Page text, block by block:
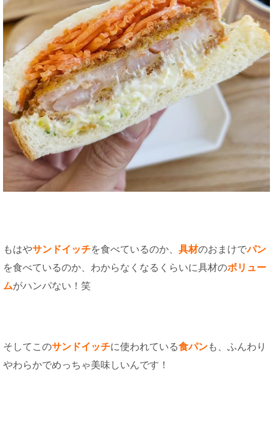
もはやサンドイッチを食べているのか、 具材のおまけでパン
を食べているのか、わからなくなるくらいに具材のボリュー
ムがハンパない！笑
そしてこのサンドイッチに使われている食パンも、ふんわり
やわらかでめっちゃ美味しいんです！